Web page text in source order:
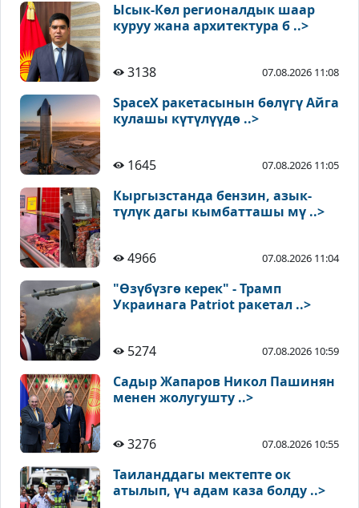
Ысык-Көл регионалдык шаар
куруу жана архитектура б ..>
3138 07.08.2026 11:08
SpaceX ракетасынын бөлүгү Айга
кулашы күтүлүүдө ..>
1645 07.08.2026 11:05
Кыргызстанда бензин, азык-
түлүк дагы кымбатташы мү ..>
4966 07.08.2026 11:04
"Өзүбүзгө керек" - Трамп
Украинага Patriot ракетал ..>
5274 07.08.2026 10:59
Садыр Жапаров Никол Пашинян
менен жолугушту ..>
3276 07.08.2026 10:55
Таиланддагы мектепте ок
атылып, үч адам каза болду ..>